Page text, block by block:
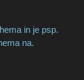
in je psp.
na.